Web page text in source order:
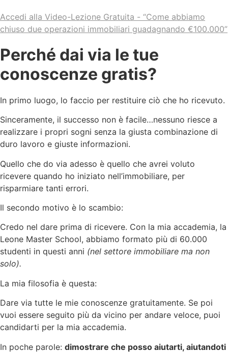
Accedi alla Video-Lezione Gratuita - “Come abbiamo
chiuso due operazioni immobiliari guadagnando €100.000”
Perché dai via le tue
conoscenze gratis?
In primo luogo, lo faccio per restituire ciò che ho ricevuto.
Sinceramente, il successo non è facile…nessuno riesce a
realizzare i propri sogni senza la giusta combinazione di
duro lavoro e giuste informazioni.
Quello che do via adesso è quello che avrei voluto
ricevere quando ho iniziato nell’immobiliare, per
risparmiare tanti errori.
Il secondo motivo è lo scambio:
Credo nel dare prima di ricevere. Con la mia accademia, la
Leone Master School, abbiamo formato più di 60.000
studenti in questi anni (nel settore immobiliare ma non
solo).
La mia filosofia è questa:
Dare via tutte le mie conoscenze gratuitamente. Se poi
vuoi essere seguito più da vicino per andare veloce, puoi
candidarti per la mia accademia.
In poche parole: dimostrare che posso aiutarti, aiutandoti